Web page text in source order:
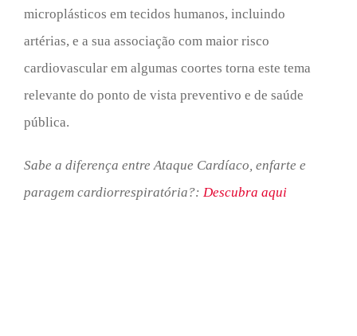
microplásticos em tecidos humanos, incluindo
artérias, e a sua associação com maior risco
cardiovascular em algumas coortes torna este tema
relevante do ponto de vista preventivo e de saúde
pública.
Sabe a diferença entre Ataque Cardíaco, enfarte e
paragem cardiorrespiratória?: Descubra aqui